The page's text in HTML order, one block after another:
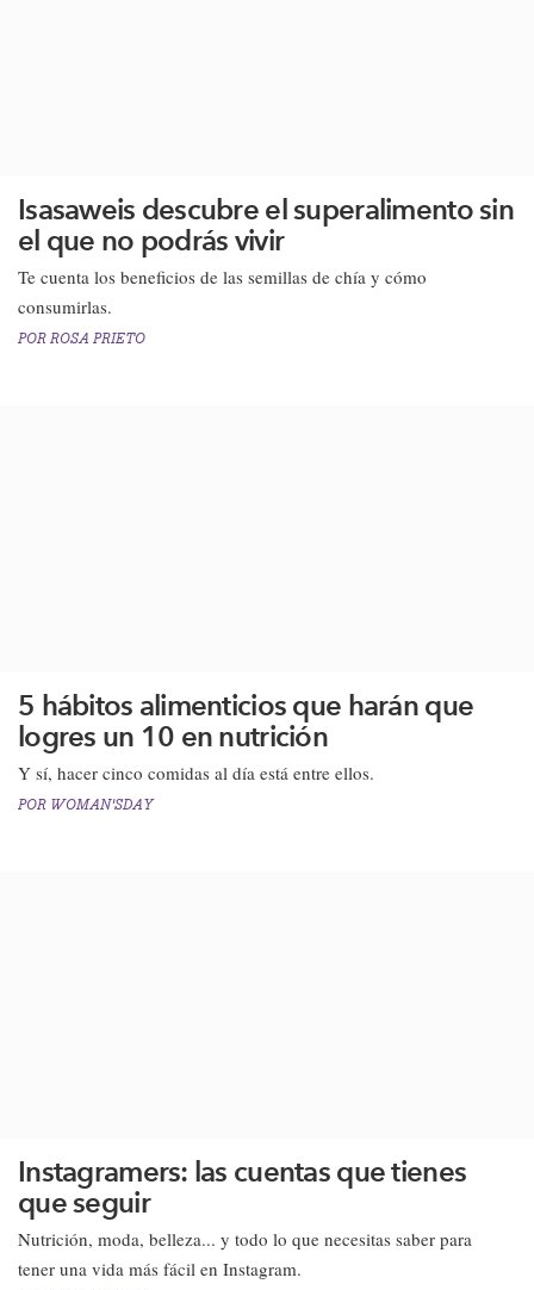
Isasaweis descubre el superalimento sin
el que no podrás vivir
​Te cuenta los beneficios de las semillas de chía y cómo
consumirlas.​
POR ROSA PRIETO
5 hábitos alimenticios que harán que
logres un 10 en nutrición
​Y sí, hacer cinco comidas al día está entre ellos.
POR WOMAN'SDAY
Instagramers: las cuentas que tienes
que seguir
Nutrición, moda, belleza... y todo lo que necesitas saber para
tener una vida más fácil en Instagram.